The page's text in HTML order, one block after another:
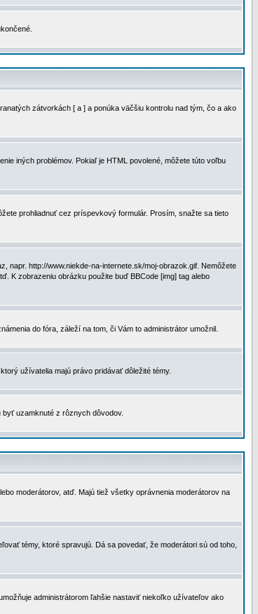
zátvorkách [ a ] a ponúka väčšiu kontrolu nad tým, čo a ako
iných problémov. Pokiaľ je HTML povolené, môžete túto voľbu
prohliadnuť cez príspevkový formulár. Prosím, snažte sa tieto
napr. http://www.niekde-na-internete.sk/moj-obrazok.gif. Nemôžete
K zobrazeniu obrázku použite buď BBCode [img] tag alebo
do fóra, záleží na tom, či Vám to administrátor umožnil.
užívatelia majú právo pridávať dôležité témy.
uzamknuté z rôznych dôvodov.
moderátorov, atď. Majú tiež všetky oprávnenia moderátorov na
témy, ktoré spravujú. Dá sa povedať, že moderátori sú od toho,
administrátorom ľahšie nastaviť niekoľko užívateľov ako